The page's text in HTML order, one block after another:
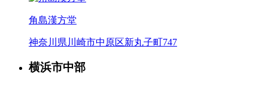
角島漢方堂
神奈川県川崎市中原区新丸子町747
横浜市中部